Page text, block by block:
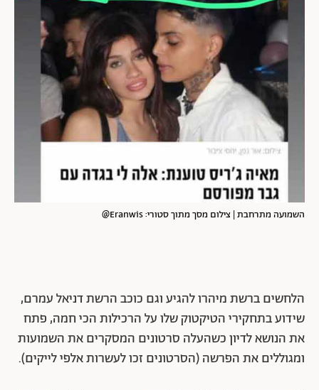
השמועה מתרחבת | צילום מסך מתוך סטורי: Eranwis@
הלחשים ברשת מיהרו להגיע וגם כוכב הרשת דניאל עמרם,
שידוע בתחקירי הטיקטוק שלו על הרכילות הכי חמה, פתח
את הנושא לדיון כשהעלה סרטונים המסקרים את השמועות
ומגוללים את הפרשה (הסרטונים זכו לעשרות אלפי לייקים).